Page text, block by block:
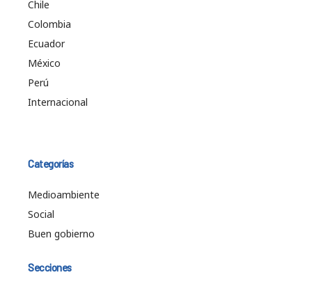
Chile
Colombia
Ecuador
México
Perú
Internacional
Categorías
Medioambiente
Social
Buen gobierno
Secciones